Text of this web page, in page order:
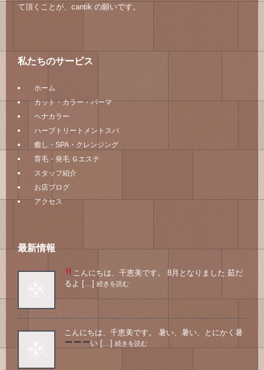
て頂くことが、cantik の願いです。
私たちのサービス
ホーム
カット・カラー・パーマ
ヘナカラー
ハーブトリートメントスパ
癒し・SPA・クレンジング
育毛・発毛 Ｇエステ
スタッフ紹介
お店ブログ
アクセス
最新情報
こんにちは、千恵美です。 8月となりました 茹だ
るよ […] 続きを読む
こんにちは、千恵美です。 暑い、暑い、とにかく暑
い […] 続きを読む